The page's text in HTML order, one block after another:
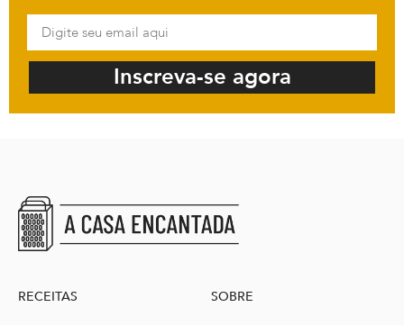
Inscreva-se agora
RECEITAS SOBRE